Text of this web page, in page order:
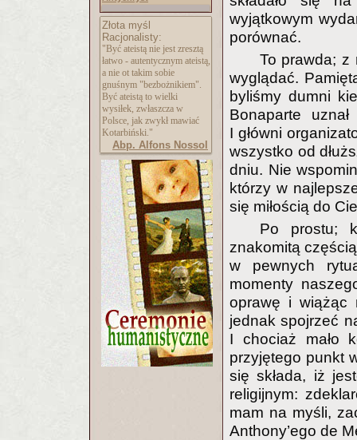
Złota myśl
Racjonalisty:
"Być ateistą nie jest zresztą
łatwo - autentycznym ateistą,
a nie ot takim sobie
gnuśnym "bezbożnikiem".
Być ateistą to wielki
wysiłek, zwłaszcza w
Polsce, jak zwykł mawiać
Kotarbiński."
Abp. Alfons Nossol
wyjątkowym
porównać.
To prawda; z
wyglądać.
byliśmy dumni
Bonaparte
I główni
wszystko od
dniu. Nie
którzy w
się miłością do
Po prostu;
znakomitą
w pewnych
momenty
oprawę i wiążąc
jednak spojrzeć
I chociaż mało
przyjętego punkt
się składa, iż
religijnym:
mam na myśli,
Anthony’ego de